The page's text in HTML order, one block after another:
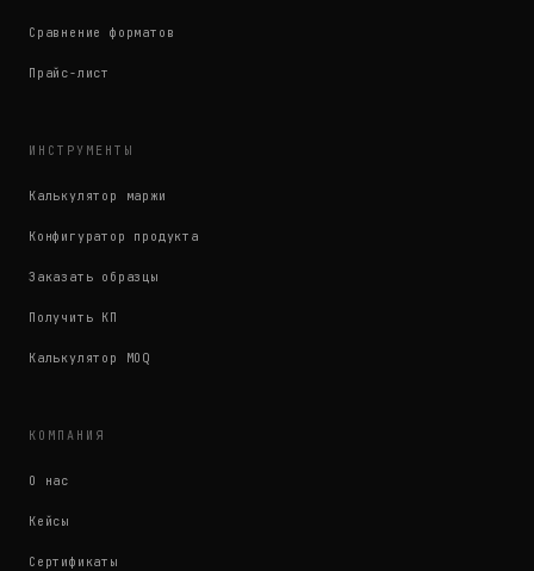
Сравнение форматов
Прайс-лист
ИНСТРУМЕНТЫ
Калькулятор маржи
Конфигуратор продукта
Заказать образцы
Получить КП
Калькулятор MOQ
КОМПАНИЯ
О нас
Кейсы
Сертификаты